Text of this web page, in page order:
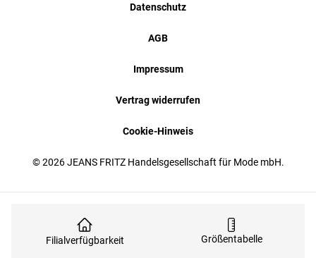
Filialverfügbarkeit Größentabelle
© 2026 JEANS FRITZ Handelsgesellschaft für Mode mbH.
Datenschutz
AGB
Impressum
Vertrag widerrufen
Cookie-Hinweis